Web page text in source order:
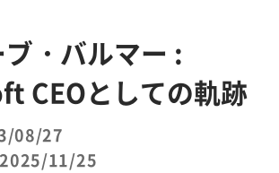
・バルマー :
CEOとしての軌跡
08/27
2025/11/25